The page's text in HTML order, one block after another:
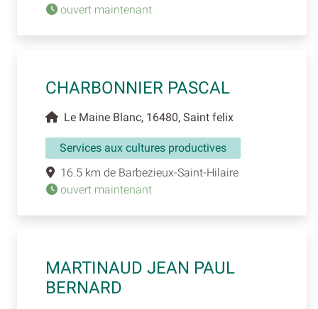
ouvert maintenant
CHARBONNIER PASCAL
Le Maine Blanc, 16480, Saint felix
Services aux cultures productives
16.5 km de Barbezieux-Saint-Hilaire
ouvert maintenant
MARTINAUD JEAN PAUL
BERNARD